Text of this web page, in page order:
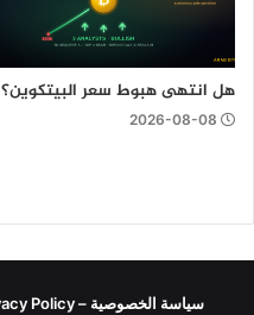
هل انتهى هبوط سعر البيتكوين؟
2026-08-08
سياسة الخصوصية – Privacy Policy